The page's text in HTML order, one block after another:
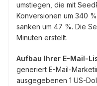
umstiegen, die mit
Konversionen um 340
sanken um 47 %. Die
Minuten erstellt.
Aufbau Ihrer E-Mail-
generiert E-Mail-
ausgegebenen 1 US-